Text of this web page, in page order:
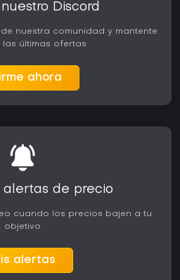
Discord
nuestra comunidad y mantente
las últimas ofertas
ahora
alertas de precio
cuando los precios bajen a tu
objetivo
alertas